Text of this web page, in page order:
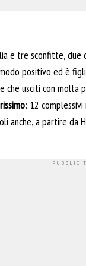
e tre sconfitte,
positivo ed è
usciti con molta
: 12
anche, a partire da